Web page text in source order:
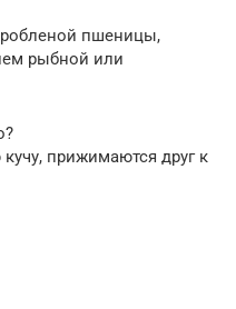
пшеницы,
рыбной или
прижимаются друг к